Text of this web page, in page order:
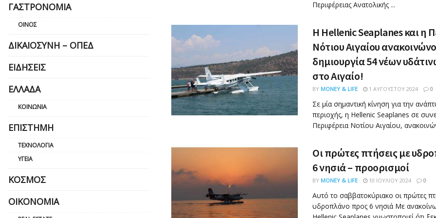
Περιφέρειας Ανατολικής ...
Η Hellenic Seaplanes και η
Νότιου Αιγαίου
δημιουργία 54 νέων
στο Αιγαίο!
BY MONEY & LIFE 1 ΑΥΓΟΎΣΤΟΥ 2024 0
Σε μία σημαντική κίνηση για την
περιοχής, η Hellenic Seaplanes σε
Περιφέρεια Νοτίου Αιγαίου,
Οι πρώτες πτήσεις με
6 νησιά – προορισμοί
BY MONEY & LIFE 10 ΙΟΥΛΊΟΥ 2024 0
Αυτό το σαββατοκύριακο οι πρώτες
υδροπλάνο προς 6 νησιά Με
ΓΑΣΤΡΟΝΟΜΊΑ
ΟΊΝΟΣ
ΔΙΚΑΙΟΣΎΝΗ – ΟΠΕΔ
ΕΙΔΉΣΕΙΣ
ΕΛΛΆΔΑ
ΚΟΙΝΩΝΊΑ
ΕΠΙΣΤΉΜΗ
ΤΕΧΝΟΛΟΓΊΑ
ΥΓΕΊΑ
ΚΌΣΜΟΣ
ΟΙΚΟΝΟΜΊΑ